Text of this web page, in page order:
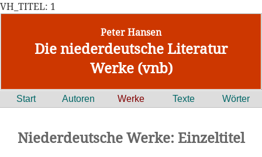
VH_TITEL: 1
Peter Hansen
Die niederdeutsche Literatur
Werke (vnb)
Start Autoren Werke Texte Wörter
Niederdeutsche Werke: Einzeltitel